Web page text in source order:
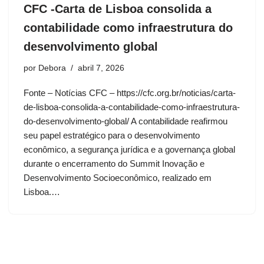
CFC -Carta de Lisboa consolida a
contabilidade como infraestrutura do
desenvolvimento global
por Debora abril 7, 2026
Fonte – Notícias CFC – https://cfc.org.br/noticias/carta-
de-lisboa-consolida-a-contabilidade-como-infraestrutura-
do-desenvolvimento-global/ A contabilidade reafirmou
seu papel estratégico para o desenvolvimento
econômico, a segurança jurídica e a governança global
durante o encerramento do Summit Inovação e
Desenvolvimento Socioeconômico, realizado em
Lisboa.…